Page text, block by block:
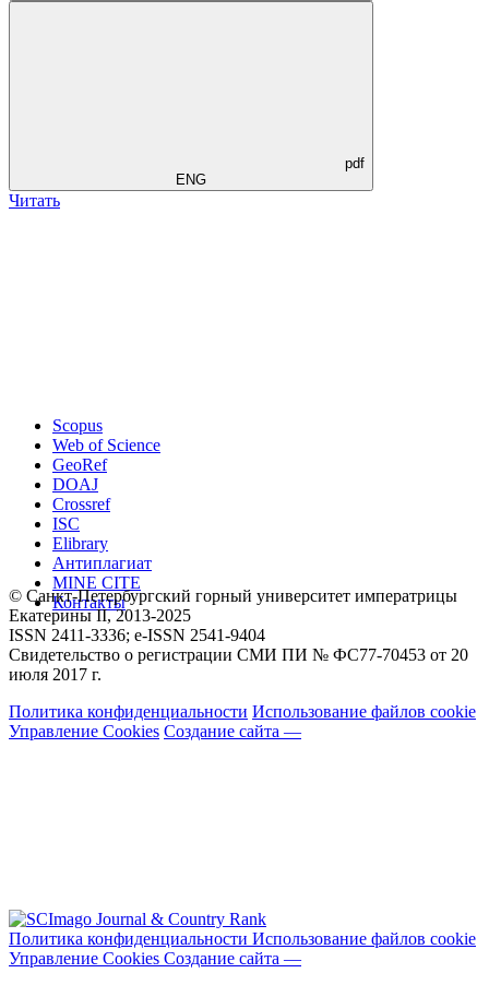
pdf
ENG
Читать
Scopus
Web of Science
GeoRef
DOAJ
Crossref
ISC
Elibrary
Антиплагиат
MINE CITE
Контакты
© Санкт-Петербургский горный университет императрицы
Екатерины ΙΙ, 2013-2025
ISSN 2411-3336; e-ISSN 2541-9404
Свидетельство о регистрации СМИ ПИ № ФС77-70453 от 20
июля 2017 г.
Политика конфиденциальности Использование файлов cookie
Управление Cookies Создание сайта —
Политика конфиденциальности Использование файлов cookie
Управление Cookies Создание сайта —